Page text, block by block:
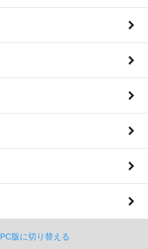
PC版に切り替える